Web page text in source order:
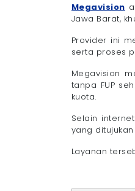
Megavision
Jawa Barat,
Provider ini
serta proses
Megavision
tanpa FUP
kuota.
Selain
yang
Layanan